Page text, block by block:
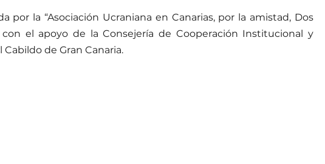
por la “Asociación Ucraniana en Canarias, por la amistad, Dos
con el apoyo de la Consejería de Cooperación Institucional y
de Gran Canaria.